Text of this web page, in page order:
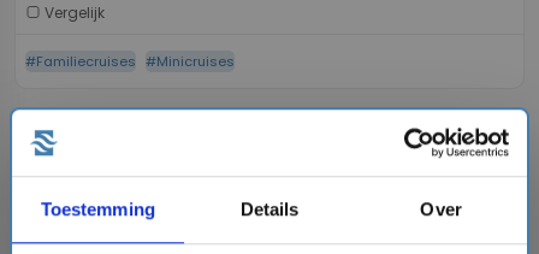
Toestemming Details Over
Vergelijk
#Familiecruises #Minicruises
favorite